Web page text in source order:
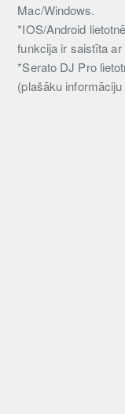
Mac/Windows.
*IOS/Android
funkcija ir saistīta
*Serato DJ Pro
(plašāku